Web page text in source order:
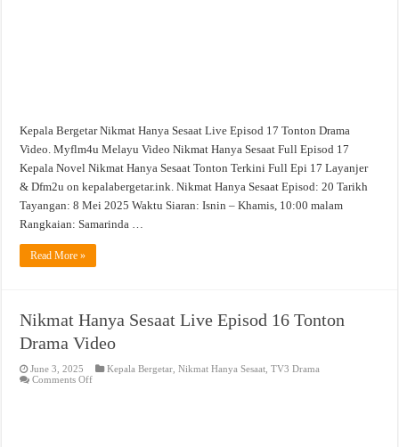
Kepala Bergetar Nikmat Hanya Sesaat Live Episod 17 Tonton Drama
Video. Myflm4u Melayu Video Nikmat Hanya Sesaat Full Episod 17
Kepala Novel Nikmat Hanya Sesaat Tonton Terkini Full Epi 17 Layanjer
& Dfm2u on kepalabergetar.ink. Nikmat Hanya Sesaat Episod: 20 Tarikh
Tayangan: 8 Mei 2025 Waktu Siaran: Isnin – Khamis, 10:00 malam
Rangkaian: Samarinda …
Read More »
Nikmat Hanya Sesaat Live Episod 16 Tonton
Drama Video
June 3, 2025 Kepala Bergetar ,Nikmat Hanya Sesaat ,TV3 Drama
Comments Offon